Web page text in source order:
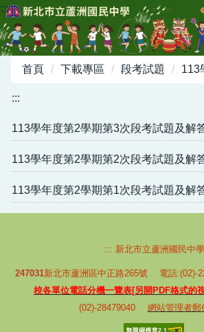
跳
到
主
容
:::
首頁 下載專區 段考試題 113
:::
113學年度第2學期第3次段考試題及解
113學年度第2學期第2次段考試題及解
113學年度第2學期第1次段考試題及解
::: 新北市立蘆洲國民中學
247031新北市蘆洲區中正路265號 電話:(02)-
校各單位電話分機一覽表[另開PDF格式的
(02)-28479040 網站管理者郵